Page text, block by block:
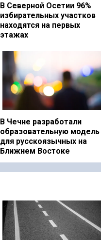
В Северной Осетии 96%
избирательных участков
находятся на первых
этажах
В Чечне разработали
образовательную модель
для русскоязычных на
Ближнем Востоке